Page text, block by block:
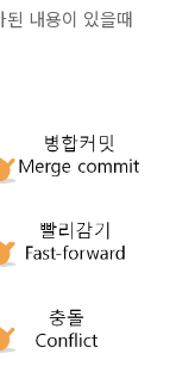
된 내용이 있을때